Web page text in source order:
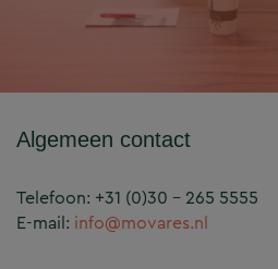
Algemeen contact
Telefoon: +31 (0)30 – 265 5555
E-mail: info@movares.nl